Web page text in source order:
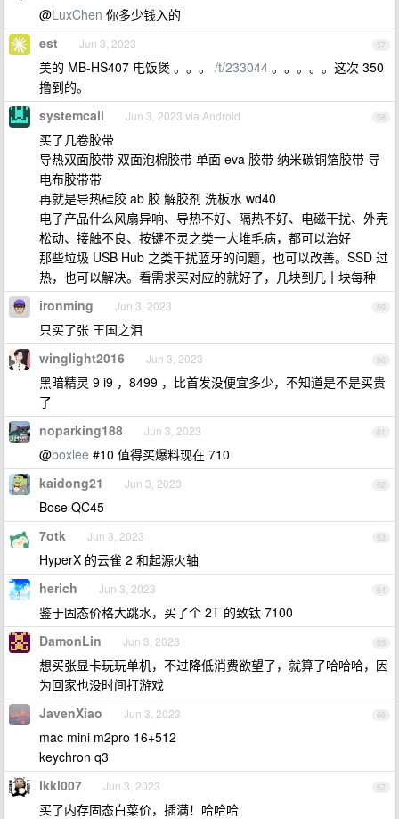
@LuxChen 你多少钱入的
57
est Jun 3, 2023
美的 MB-HS407 电饭煲 。。。 /t/233044 。。。。。这次 350
撸到的。
58
systemcall Jun 3, 2023 via Android
买了几卷胶带
导热双面胶带 双面泡棉胶带 单面 eva 胶带 纳米碳铜箔胶带 导
电布胶带带
再就是导热硅胶 ab 胶 解胶剂 洗板水 wd40
电子产品什么风扇异响、导热不好、隔热不好、电磁干扰、外壳
松动、接触不良、按键不灵之类一大堆毛病，都可以治好
那些垃圾 USB Hub 之类干扰蓝牙的问题，也可以改善。SSD 过
热，也可以解决。看需求买对应的就好了，几块到几十块每种
59
ironming Jun 3, 2023
只买了张 王国之泪
60
winglight2016 Jun 3, 2023
黑暗精灵 9 i9 ，8499 ，比首发没便宜多少，不知道是不是买贵
了
61
noparking188 Jun 3, 2023
@boxlee #10 值得买爆料现在 710
62
kaidong21 Jun 3, 2023
Bose QC45
63
7otk Jun 3, 2023
HyperX 的云雀 2 和起源火轴
64
herich Jun 3, 2023
鉴于固态价格大跳水，买了个 2T 的致钛 7100
65
DamonLin Jun 3, 2023
想买张显卡玩玩单机，不过降低消费欲望了，就算了哈哈哈，因
为回家也没时间打游戏
66
JavenXiao Jun 3, 2023
mac mini m2pro 16+512
keychron q3
67
lkkl007 Jun 3, 2023
买了内存固态白菜价，插满！哈哈哈